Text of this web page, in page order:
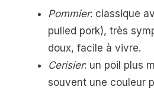
Pommier: classique
pulled pork), très
doux, facile à vivre.
Cerisier: un poil plus
souvent une couleur